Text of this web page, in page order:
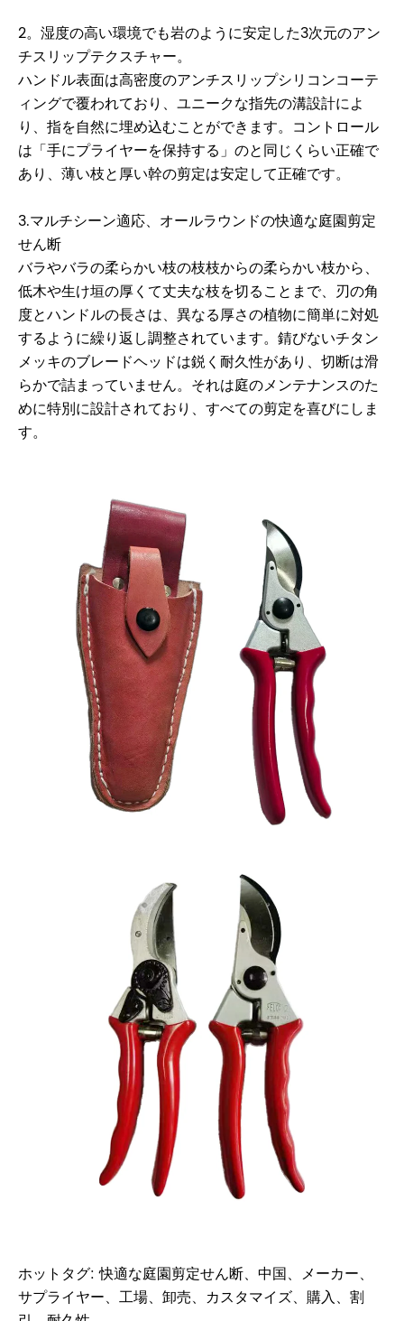
2。湿度の高い環境でも岩のように安定した3次元のアン
チスリップテクスチャー。
ハンドル表面は高密度のアンチスリップシリコンコーテ
ィングで覆われており、ユニークな指先の溝設計によ
り、指を自然に埋め込むことができます。コントロール
は「手にプライヤーを保持する」のと同じくらい正確で
あり、薄い枝と厚い幹の剪定は安定して正確です。
3.マルチシーン適応、オールラウンドの快適な庭園剪定
せん断
バラやバラの柔らかい枝の枝枝からの柔らかい枝から、
低木や生け垣の厚くて丈夫な枝を切ることまで、刃の角
度とハンドルの長さは、異なる厚さの植物に簡単に対処
するように繰り返し調整されています。錆びないチタン
メッキのブレードヘッドは鋭く耐久性があり、切断は滑
らかで詰まっていません。それは庭のメンテナンスのた
めに特別に設計されており、すべての剪定を喜びにしま
す。
ホットタグ: 快適な庭園剪定せん断、中国、メーカー、
サプライヤー、工場、卸売、カスタマイズ、購入、割